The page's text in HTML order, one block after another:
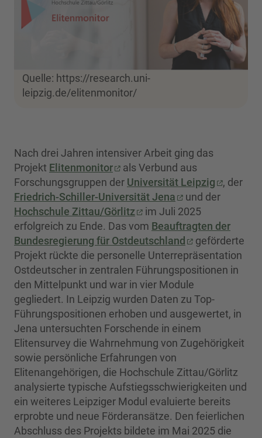
Quelle: https://research.uni-
leipzig.de/elitenmonitor/
Nach drei Jahren intensiver Arbeit ging das
Projekt Elitenmonitor
als Verbund aus
Forschungsgruppen der Universität Leipzig
, der
Friedrich-Schiller-Universität Jena
und der
Hochschule Zittau/Görlitz
im Juli 2025
erfolgreich zu Ende. Das vom Beauftragten der
Bundesregierung für Ostdeutschland
geförderte
Projekt rückte die personelle Unterrepräsentation
Ostdeutscher in zentralen Führungspositionen in
den Mittelpunkt und war in vier Module
gegliedert. In Leipzig wurden Daten zu Top-
Führungspositionen erhoben und ausgewertet, in
Jena untersuchten Forschende in einem
Elitensurvey die Wahrnehmung von Zugehörigkeit
sowie persönliche Erfahrungen von
Elitenangehörigen, die Hochschule Zittau/Görlitz
analysierte typische Aufstiegsschwierigkeiten und
ein weiteres Leipziger Modul evaluierte bereits
erprobte und neue Förderansätze. Den feierlichen
Abschluss des Projekts bildete im Mai 2025 die